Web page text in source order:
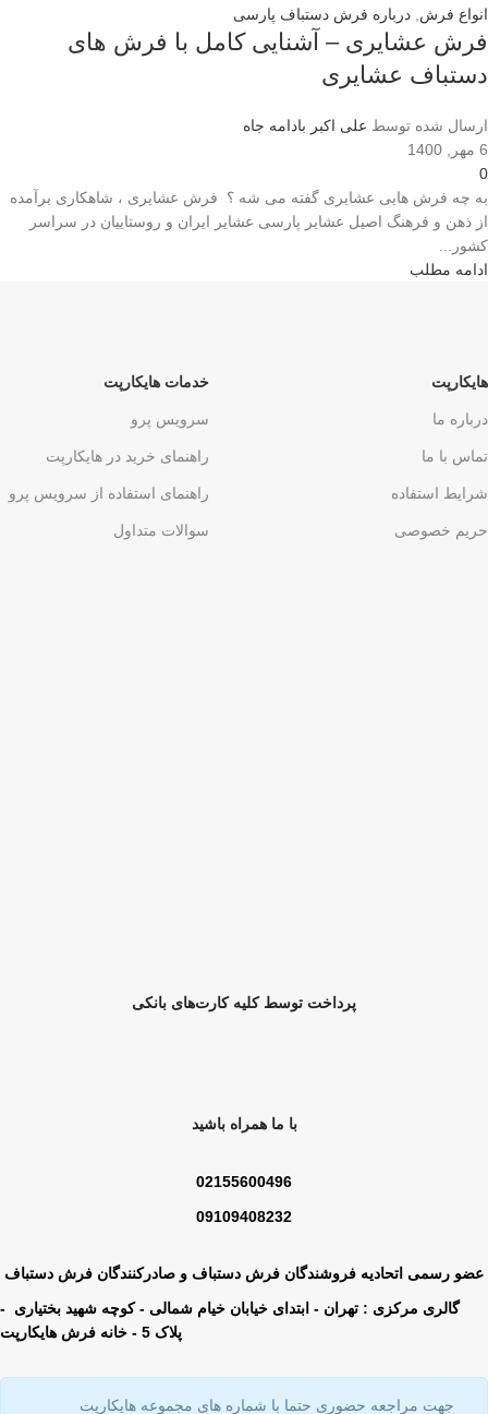
انواع فرش درباره فرش دستباف پارسی
فرش عشایری – آشنایی کامل با فرش های
دستباف عشایری
ارسال شده توسط علی اکبر بادامه جاه
6 مهر, 1400
0
به چه فرش هایی عشایری گفته می شه ؟ فرش عشایری ، شاهکاری برآمده
از ذهن و فرهنگ اصیل عشایر پارسی عشایر ایران و روستاییان در سراسر
کشور...
ادامه مطلب
هایکارپت
درباره ما
تماس با ما
شرایط استفاده
حریم خصوصی
خدمات هایکارپت
سرویس پرو
راهنمای خرید در هایکارپت
راهنمای استفاده از سرویس پرو
سوالات متداول
پرداخت توسط کلیه کارت‌های بانکی
با ما همراه باشید
02155600496
09109408232
عضو رسمی اتحادیه فروشندگان فرش دستباف و صادرکنندگان فرش دستباف
گالری مرکزی : تهران - ابتدای خیابان خیام شمالی - کوچه شهید بختیاری -
پلاک 5 - خانه فرش هایکارپت
جهت مراجعه حضوری حتما با شماره های مجموعه هایکارپت